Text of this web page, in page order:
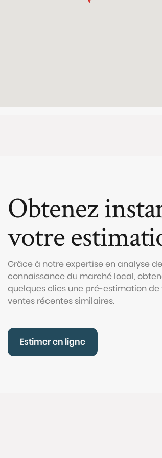
Obtenez
votre
Grâce à notre expertise en analyse
connaissance du marché local,
quelques clics une pré-estimation
ventes récentes similaires.
Estimer en ligne